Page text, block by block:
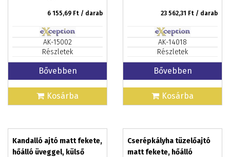
6 155,69 Ft / darab
AK-15002
Részletek
Bővebben
Kosárba
23 562,31 Ft / darab
AK-14018
Részletek
Bővebben
Kosárba
Kandalló ajtó matt fekete,
hőálló üveggel, külső
Cserépkályha tüzelőajtó
matt fekete, hőálló